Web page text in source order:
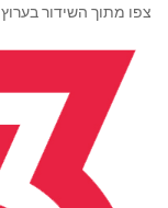
צפו מתוך השידור בערוץ 13 – מהתוכנית ״משפחה פלוס״